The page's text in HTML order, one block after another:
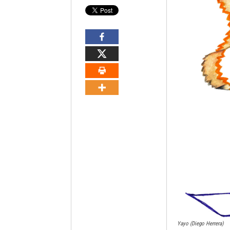
Yayo (Diego Herrera)